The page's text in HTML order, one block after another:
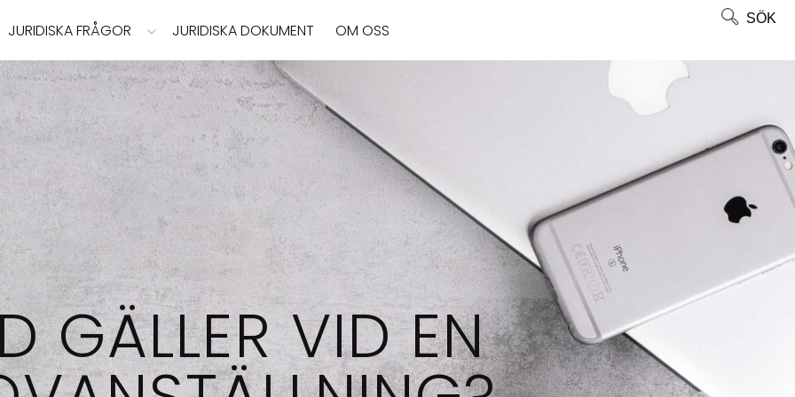
JURIDISKA FRÅGOR JURIDISKA DOKUMENT OM OSS
SÖK
GÄLLER VID EN